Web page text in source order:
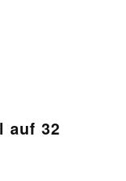
auf 32